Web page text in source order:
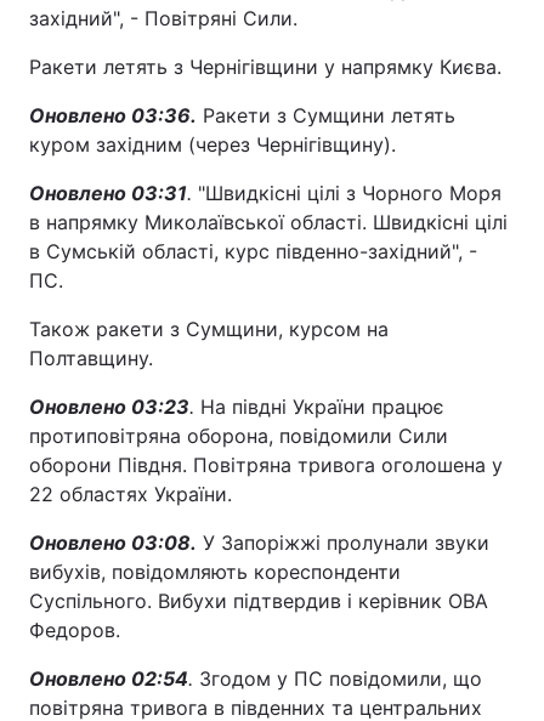
західний", - Повітряні Сили.
Ракети летять з Чернігівщини у напрямку Києва.
Оновлено 03:36. Ракети з Сумщини летять
куром західним (через Чернігівщину).
Оновлено 03:31. "Швидкісні цілі з Чорного Моря
в напрямку Миколаївської області. Швидкісні цілі
в Сумській області, курс південно-західний", -
ПС.
Також ракети з Сумщини, курсом на
Полтавщину.
Оновлено 03:23. На півдні України працює
протиповітряна оборона, повідомили Сили
оборони Півдня. Повітряна тривога оголошена у
22 областях України.
Оновлено 03:08. У Запоріжжі пролунали звуки
вибухів, повідомляють кореспонденти
Суспільного. Вибухи підтвердив і керівник ОВА
Федоров.
Оновлено 02:54. Згодом у ПС повідомили, що
повітряна тривога в південних та центральних